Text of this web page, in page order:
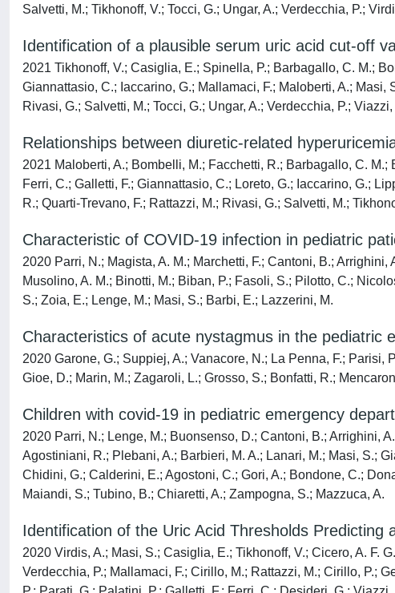
Salvetti, M.; Tikhonoff, V.; Tocci, G.; Ungar, A.; Verdecchia, P.;
Identification of a plausible serum uric acid cut-off
2021 Tikhonoff, V.; Casiglia, E.; Spinella, P.; Barbagallo, C. M.;
Giannattasio, C.; Iaccarino, G.; Mallamaci, F.; Maloberti, A.; Masi,
Rivasi, G.; Salvetti, M.; Tocci, G.; Ungar, A.; Verdecchia, P.;
Relationships between diuretic-related
2021 Maloberti, A.; Bombelli, M.; Facchetti, R.; Barbagallo, C.
Ferri, C.; Galletti, F.; Giannattasio, C.; Loreto, G.; Iaccarino, G.;
R.; Quarti-Trevano, F.; Rattazzi, M.; Rivasi, G.; Salvetti, M.;
Characteristic of COVID-19 infection in pediatric
2020 Parri, N.; Magista, A. M.; Marchetti, F.; Cantoni, B.;
Musolino, A. M.; Binotti, M.; Biban, P.; Fasoli, S.; Pilotto, C.;
S.; Zoia, E.; Lenge, M.; Masi, S.; Barbi, E.; Lazzerini, M.
Characteristics of acute nystagmus in the pediatric
2020 Garone, G.; Suppiej, A.; Vanacore, N.; La Penna, F.; Parisi,
Gioe, D.; Marin, M.; Zagaroli, L.; Grosso, S.; Bonfatti, R.;
Children with covid-19 in pediatric emergency
2020 Parri, N.; Lenge, M.; Buonsenso, D.; Cantoni, B.; Arrighini,
Agostiniani, R.; Plebani, A.; Barbieri, M. A.; Lanari, M.; Masi, S.;
Chidini, G.; Calderini, E.; Agostoni, C.; Gori, A.; Bondone, C.;
Maiandi, S.; Tubino, B.; Chiaretti, A.; Zampogna, S.; Mazzuca, A.
Identification of the Uric Acid Thresholds
2020 Virdis, A.; Masi, S.; Casiglia, E.; Tikhonoff, V.; Cicero, A. F.
Verdecchia, P.; Mallamaci, F.; Cirillo, M.; Rattazzi, M.; Cirillo, P.;